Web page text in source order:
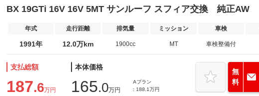
BX 19GTi 16V 16V 5MT サンルーフ スフィア交換 純正AW
年式 走行距離 排気量 ミッション 車検
1991年 12.0万km 1900cc MT 車検整備付
支払総額
187.6万円
本体価格
165.0万円
Aプラン
: 188.1万円
無
料